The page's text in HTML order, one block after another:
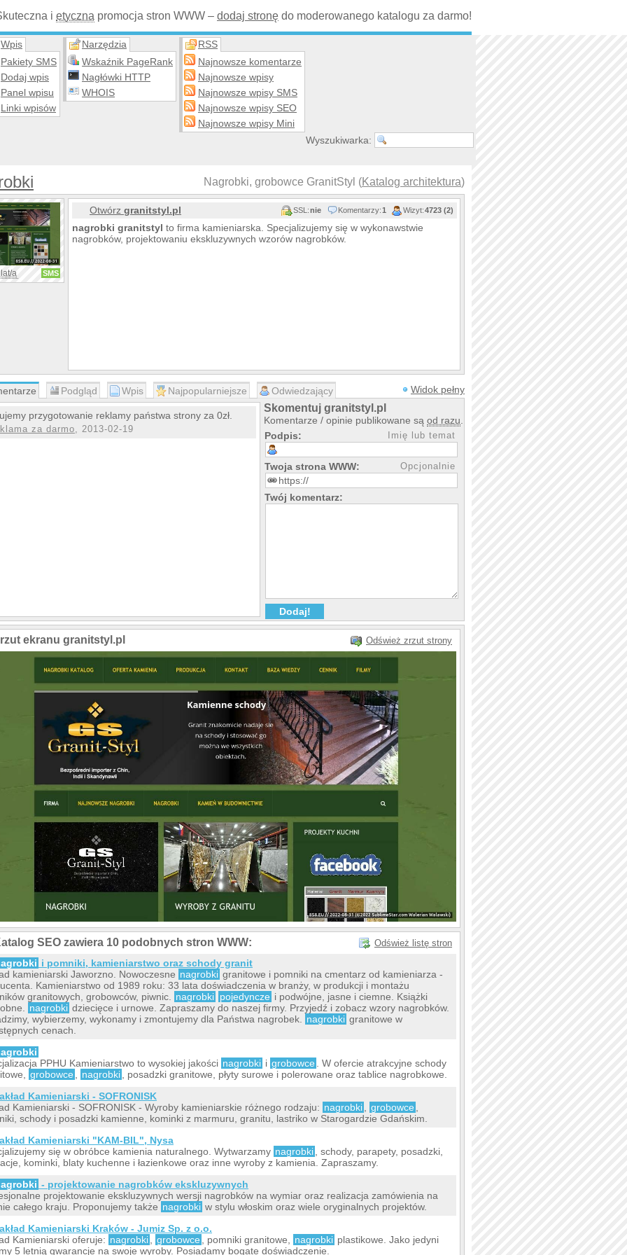
i etyczna promocja stron WWW – dodaj stronę do moderowanego katalogu za darmo!
Wpis
Pakiety SMS
Dodaj wpis
Panel wpisu
Linki wpisów
Narzędzia
Wskaźnik PageRank
Nagłówki HTTP
WHOIS
RSS
Najnowsze komentarze
Najnowsze wpisy
Najnowsze wpisy SMS
Najnowsze wpisy SEO
Najnowsze wpisy Mini
Wyszukiwarka:
Nagrobki, grobowce GranitStyl (Katalog architektura)
a SMS
Otwórz granitstyl.pl SSL:nie Komentarzy:1 Wizyt:4723 (2)
nagrobki granitstyl to firma kamieniarska. Specjalizujemy się w wykonawstwie
nagrobków, projektowaniu ekskluzywnych wzorów nagrobków.
Podgląd Wpis Najpopularniejsze Odwiedzający Widok pełny
przygotowanie reklamy państwa strony za 0zł.
za darmo, 2013-02-19
Skomentuj granitstyl.pl
Komentarze / opinie publikowane są od razu
Podpis:
Imię lub temat
Twoja strona WWW: Opcjonalnie
Twój komentarz:
ekranu granitstyl.pl Odśwież zrzut strony
SEO zawiera 10 podobnych stron WWW: Odśwież listę stron
i pomniki, kamieniarstwo oraz schody granit
kamieniarski Jaworzno. Nowoczesne nagrobki granitowe i pomniki na cmentarz od kamieniarza -
Kamieniarstwo od 1989 roku: 33 lata doświadczenia w branży, w produkcji i montażu
granitowych, grobowców, piwnic.
nagrobki pojedyncze i podwójne, jasne i ciemne. Książki
nagrobki dziecięce i urnowe. Zapraszamy do naszej firmy. Przyjedź i zobacz wzory nagrobków.
wybierzemy, wykonamy i zmontujemy dla Państwa nagrobek.
nagrobki granitowe w
cenach.
PPHU Kamieniarstwo to wysokiej jakości nagrobki i grobowce
. W ofercie atrakcyjne schody
grobowce nagrobki
, posadzki granitowe, płyty surowe i polerowane oraz tablice nagrobkowe.
Kamieniarski - SOFRONISK
Kamieniarski - SOFRONISK - Wyroby kamieniarskie różnego rodzaju: nagrobki grobowce
schody i posadzki kamienne, kominki z marmuru, granitu, lastriko w Starogardzie Gdańskim.
Kamieniarski "KAM-BIL", Nysa
się w obróbce kamienia naturalnego. Wytwarzamy nagrobki
, schody, parapety, posadzki,
kominki, blaty kuchenne i łazienkowe oraz inne wyroby z kamienia. Zapraszamy.
- projektowanie nagrobków ekskluzywnych
projektowanie ekskluzywnych wersji nagrobków na wymiar oraz realizacja zamówienia na
całego kraju. Proponujemy także nagrobki w stylu włoskim oraz wiele oryginalnych projektów.
Kamieniarski Kraków - Jumiz Sp. z o.o.
Kamieniarski oferuje: nagrobki grobowce , pomniki granitowe, nagrobki plastikowe. Jako jedyni
5 letnią gwarancje na swoje wyroby. Posiadamy bogate doświadczenie.